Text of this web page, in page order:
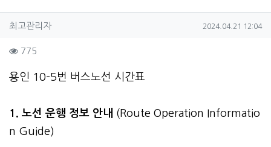
작성자 정보
최고관리자작성 작성일
2024.04.21 12:04
컨텐츠 정보
775
본문
용인 10-5번 버스노선 시간표
1. 노선 운행 정보 안내 (Route Operation Informatio
n Guide)